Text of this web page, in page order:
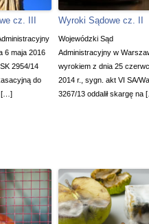
cz. III
6 maja 2016
2954/14
do
[…]
Wyroki Sądowe cz. II
Wojewódzki Sąd
Administracyjny w
wyrokiem z dnia 25
2014 r., sygn. akt VI SA/Wa
3267/13 oddalił skargę na